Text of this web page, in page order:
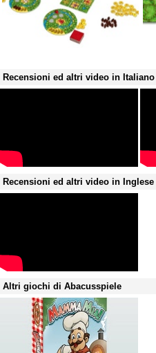
Recensioni ed altri video in Italiano
Recensioni ed altri video in Inglese
Altri giochi di Abacusspiele